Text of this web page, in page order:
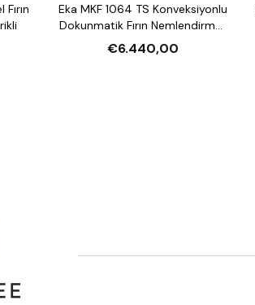
Eka MKF 1064 TS Konveksiyonlu
Dokunmatik Fırın Nemlendirmeli
10 Tepsi Kapasiteli Elektrikli
€6.440,00